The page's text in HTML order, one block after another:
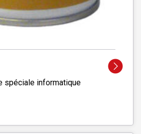
spéciale informatique